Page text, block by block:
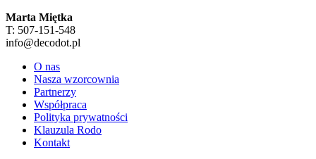
Marta Miętka
T: 507-151-548
info@decodot.pl
O nas
Nasza wzorcownia
Partnerzy
Współpraca
Polityka prywatności
Klauzula Rodo
Kontakt